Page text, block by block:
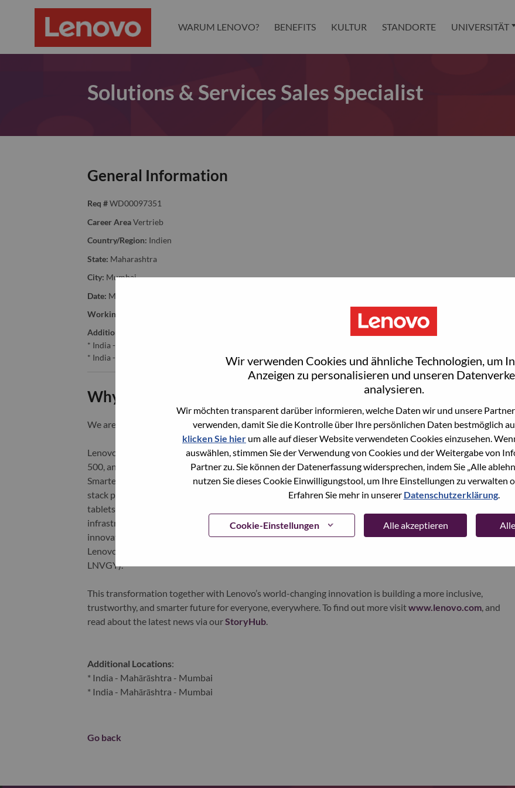
Wir verwenden Cookies und ähnliche Technologien, um
Anzeigen zu personalisieren und unseren
analysieren.
Wir möchten transparent darüber informieren, welche Daten wir und unsere
verwenden, damit Sie die Kontrolle über Ihre persönlichen Daten bestmöglich
klicken Sie hier um alle auf dieser Website verwendeten Cookies einzusehen.
auswählen, stimmen Sie der Verwendung von Cookies und der Weitergabe von
Partner zu. Sie können der Datenerfassung widersprechen, indem Sie „Alle
nutzen Sie dieses Cookie Einwilligungstool, um Ihre Einstellungen zu verwalten
Erfahren Sie mehr in unserer Datenschutzerklärung.
Cookie-Einstellungen Alle akzeptieren
WARUM LENOVO? BENEFITS KULTUR STANDORTE UNIVERSITÄT
Solutions & Services Sales Specialist
General Information
Req # WD00097351
Career Area Vertrieb
Country/Region: Indien
State: Maharashtra
City: Mumbai
Date: Montag, Mai 11, 2026
Working Time:
Additional Locations
* India - Mahārāshtra - Mumbai
* India - Mahārāshtra - Mumbai
Why Work at Lenovo
We are Lenovo. We do what we say. We own what we do. We WOW our customers.
Lenovo is a US$83 billion revenue global technology powerhouse, ranked #196 in the Fortune Global
500, and serving millions of customers every day in 180 markets. Focused on a bold vision to deliver
Smarter Technology for All, Lenovo has built on its success as the world’s largest PC company with a full-
stack portfolio of AI-enabled, AI-ready, and AI-optimized devices (PCs, workstations, smartphones,
tablets), infrastructure (server, storage, edge, high performance computing and software defined
infrastructure), software, solutions, and services. Lenovo’s continued investment in world-changing
innovation is building a more equitable, trustworthy, and smarter future for everyone, everywhere.
Lenovo is listed on the Hong Kong stock exchange under Lenovo Group Limited (HKSE: 992) (ADR:
LNVGY).
This transformation together with Lenovo’s world-changing innovation is building a more inclusive,
trustworthy, and smarter future for everyone, everywhere. To find out more visitwww.lenovo.com, and
read about the latest news via ourStoryHub.
Additional Locations:
* India - Mahārāshtra - Mumbai
* India - Mahārāshtra - Mumbai
Go back